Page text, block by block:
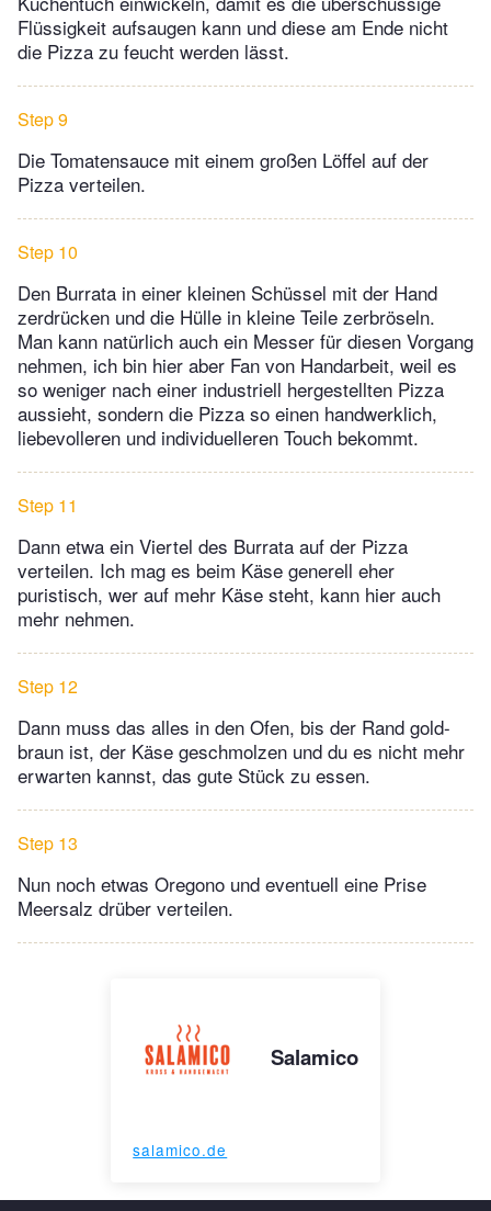
Flüssigkeit aufsaugen kann und diese am Ende nicht
die Pizza zu feucht werden lässt.
Step 9
Die Tomatensauce mit einem großen Löffel auf der
Pizza verteilen.
Step 10
Den Burrata in einer kleinen Schüssel mit der Hand
zerdrücken und die Hülle in kleine Teile zerbröseln.
Man kann natürlich auch ein Messer für diesen Vorgang
nehmen, ich bin hier aber Fan von Handarbeit, weil es
so weniger nach einer industriell hergestellten Pizza
aussieht, sondern die Pizza so einen handwerklich,
liebevolleren und individuelleren Touch bekommt.
Step 11
Dann etwa ein Viertel des Burrata auf der Pizza
verteilen. Ich mag es beim Käse generell eher
puristisch, wer auf mehr Käse steht, kann hier auch
mehr nehmen.
Step 12
Dann muss das alles in den Ofen, bis der Rand gold-
braun ist, der Käse geschmolzen und du es nicht mehr
erwarten kannst, das gute Stück zu essen.
Step 13
Nun noch etwas Oregono und eventuell eine Prise
Meersalz drüber verteilen.
Salamico
salamico.de